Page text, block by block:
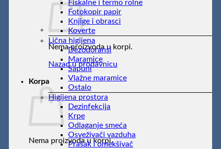
Nema proizvoda u korpi.
Nazad u prodavnicu
Korpa
Nema proizvoda u korpi.
Fiskalne i termo rolne
Fotokopir papir
Knjige i obrasci
Koverte
Lična higijena
Dezodoransi
Maramice
Sapuni
Vlažne maramice
Ostalo
Higijena prostora
Dezinfekcija
Krpe
Odlaganje smeća
Osveživači vazduha
Prašak i omekšivač